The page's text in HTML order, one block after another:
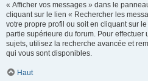
« Afficher vos messages » dans le
cliquant sur le lien « Rechercher les
votre propre profil ou soit en cliquant sur
partie supérieure du forum. Pour effectuer
sujets, utilisez la recherche avancée et
qui vous sont disponibles.
Haut